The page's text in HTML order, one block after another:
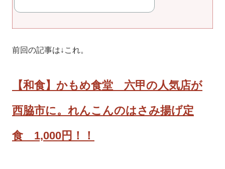
前回の記事は↓これ。
【和食】かもめ食堂 六甲の人気店が
西脇市に。れんこんのはさみ揚げ定
食 1,000円！！